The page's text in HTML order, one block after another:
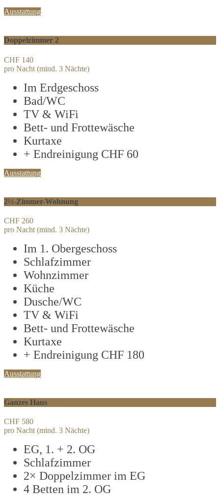
Ausstattung
Doppelzimmer 2
CHF 140
pro Nacht (mind. 3 Nächte)
Im Erdgeschoss
Bad/WC
TV & WiFi
Bett- und Frottewäsche
Kurtaxe
+ Endreinigung CHF 60
Ausstattung
2½-Zimmer-Wohnung
CHF 260
pro Nacht (mind. 3 Nächte)
Im 1. Obergeschoss
Schlafzimmer
Wohnzimmer
Küche
Dusche/WC
TV & WiFi
Bett- und Frottewäsche
Kurtaxe
+ Endreinigung CHF 180
Ausstattung
Ganzes Haus
CHF 580
pro Nacht (mind. 3 Nächte)
EG, 1. + 2. OG
Schlafzimmer
2× Doppelzimmer im EG
4 Betten im 2. OG